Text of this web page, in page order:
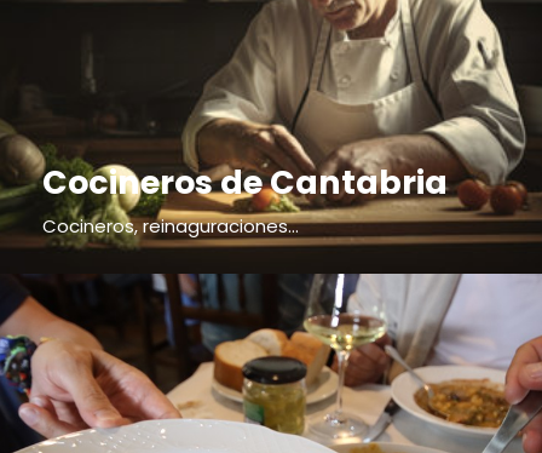
Cocineros de Cantabria
Cocineros, reinaguraciones...